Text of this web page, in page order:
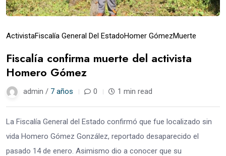
ActivistaFiscalía General Del EstadoHomer GómezMuerte
Fiscalía confirma muerte del activista
Homero Gómez
admin / 7 años 0 1 min read
La Fiscalía General del Estado confirmó que fue localizado sin
vida Homero Gómez González, reportado desaparecido el
pasado 14 de enero. Asimismo dio a conocer que su